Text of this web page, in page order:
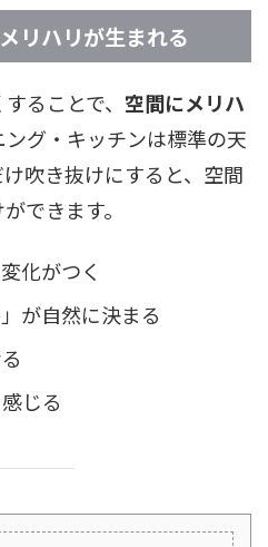
リハリが生まれる
ることで、 空間にメリハ
ング・キッチンは標準の天
吹き抜けにすると、空間
できます。
化がつく
が自然に決まる
じる